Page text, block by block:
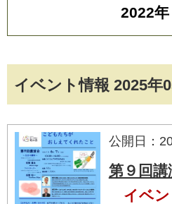
イベント情報 2025年
公開日：
第９回講
イベ
2022年